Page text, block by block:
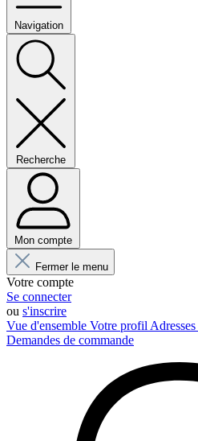
Navigation
Recherche
Mon compte
Fermer le menu
Votre compte
Se connecter
ou s'inscrire
Vue d'ensemble Votre profil Adresses
Demandes de commande